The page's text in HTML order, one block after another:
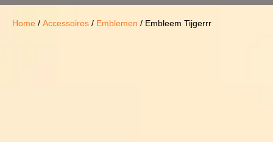
Home / Accessoires / Emblemen / Embleem Tijgerrr